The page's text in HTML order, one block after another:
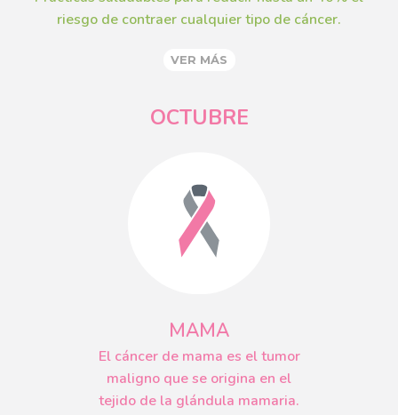
riesgo de contraer cualquier tipo de cáncer.
VER MÁS
OCTUBRE
MAMA
El cáncer de mama es el tumor
maligno que se origina en el
tejido de la glándula mamaria.